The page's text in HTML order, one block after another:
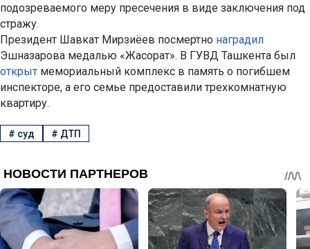
подозреваемого меру пресечения в виде заключения под
стражу.
Президент Шавкат Мирзиёев посмертно наградил
Эшназарова медалью «Жасорат». В ГУВД Ташкента был
открыт мемориальный комплекс в память о погибшем
инспекторе, а его семье предоставили трехкомнатную
квартиру.
# суд # ДТП